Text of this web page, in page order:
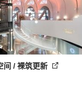
间 / 裸筑更新